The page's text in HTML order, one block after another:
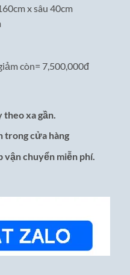
x sâu 40cm
còn= 7,500,000đ
theo xa gần.
trong cửa hàng
vận chuyển miễn phí.